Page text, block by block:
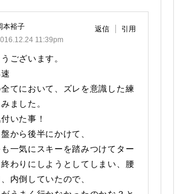
本裕子
11:39pm
返信 引用
ございます。
てにおいて、ズレを意識した練
ました。
いた事！
から後半にかけて、
一気にスキーを踏みつけてター
わりにしようとしてしまい、腰
内倒していたので、